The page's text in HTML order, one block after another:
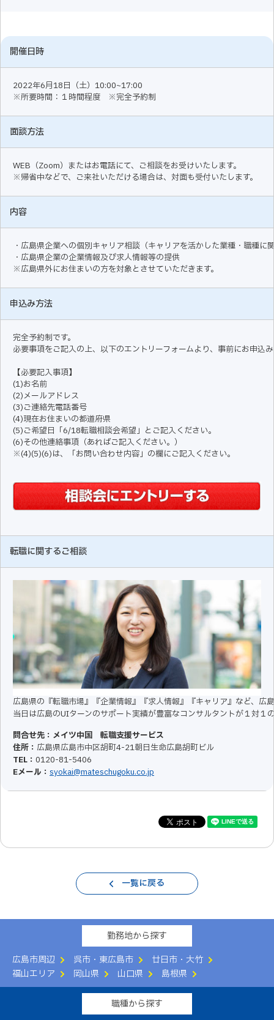
開催日時
2022年6月18日（土）10:00~17:00
※所要時間：１時間程度 ※完全予約制
面談方法
WEB（Zoom）またはお電話にて、ご相談をお受けいたします。
※帰省中などで、ご来社いただける場合は、対面も受付いたします。
内容
・広島県企業への個別キャリア相談（キャリアを活かした業種・職種に
・広島県企業の企業情報及び求人情報等の提供
※広島県外にお住まいの方を対象とさせていただきます。
申込み方法
完全予約制です。
必要事項をご記入の上、以下のエントリーフォームより、事前にお申込
【必要記入事項】
(1)お名前
(2)メールアドレス
(3)ご連絡先電話番号
(4)現在お住まいの都道府県
(5)ご希望日「6/18転職相談会希望」とご記入ください。
(6)その他連絡事項（あればご記入ください。）
※(4)(5)(6)は、「お問い合わせ内容」の欄にご記入ください。
転職に関するご相談
広島県の『転職市場』『企業情報』『求人情報』『キャリア』など、広
当日は広島のUIターンのサポート実績が豊富なコンサルタントが１対１
問合せ先：メイツ中国 転職支援サービス
住所： 広島県広島市中区胡町4-21朝日生命広島胡町ビル
TEL： 0120-81-5406
Eメール： syokai@mateschugoku.co.jp
一覧に戻る
勤務地から探す
広島市周辺
呉市・東広島市
廿日市・大竹
福山エリア
岡山県 山口県 島根県
職種から探す